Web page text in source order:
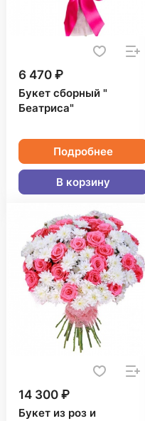
6 470 ₽
Букет сборный "
Беатриса"
Подробнее
В корзину
14 300 ₽
Букет из роз и